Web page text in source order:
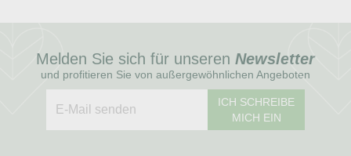
Melden Sie sich für unseren Newsletter
und profitieren Sie von außergewöhnlichen Angeboten
ICH SCHREIBE
MICH EIN